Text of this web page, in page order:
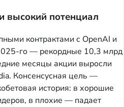
высокий потенциал
контрактами с OpenAI и
го — рекордные 10,3 млрд
месяцы акции выросли
Консенсусная цель —
история: в хорошие
в плохие — падает